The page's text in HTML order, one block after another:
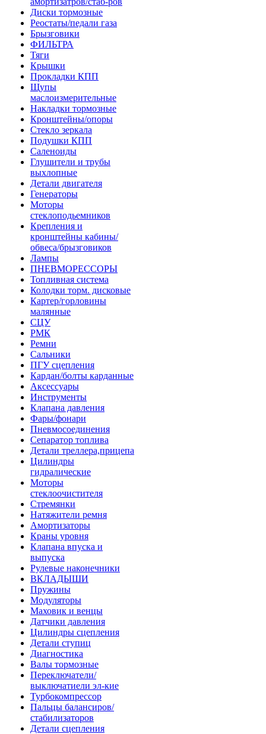
Диски тормозные
Реостаты/педали газа
Брызговики
ФИЛЬТРА
Тяги
Крышки
Прокладки КПП
Щупы
маслоизмерительные
Накладки тормозные
Кронштейны/опоры
Стекло зеркала
Подушки КПП
Саленоиды
Глушители и трубы
выхлопные
Детали двигателя
Генераторы
Моторы
стеклоподьемников
Крепления и
кронштейны кабины/
обвеса/брызговиков
Лампы
ПНЕВМОРЕССОРЫ
Топливная система
Колодки торм. дисковые
Картер/горловины
малянные
СЦУ
РМК
Ремни
Сальники
ПГУ сцепления
Кардан/болты карданные
Аксессуары
Инструменты
Клапана давления
Фары/фонари
Пневмосоединения
Сепаратор топлива
Детали треллера,прицепа
Цилиндры
гидралические
Моторы
стеклоочистителя
Стремянки
Натяжители ремня
Амортизаторы
Краны уровня
Клапана впуска и
выпуска
Рулевые наконечники
ВКЛАДЫШИ
Пружины
Модуляторы
Маховик и венцы
Датчики давления
Цилиндры сцепления
Детали ступиц
Диагностика
Валы тормозные
Переключатели/
выключатиели эл-кие
Турбокомпрессор
Пальцы балансиров/
стабилизаторов
Детали сцепления